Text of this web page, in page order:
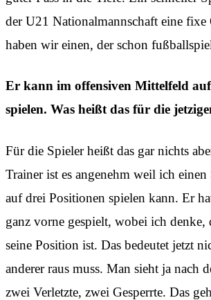
der U21 Nationalmannschaft eine fixe
haben wir einen, der schon
Er kann im offensiven Mittelfeld
spielen. Was heißt das für die
Für die Spieler heißt das gar nichts
Trainer ist es angenehm weil ich einen
auf drei Positionen spielen kann. Er
ganz vorne gespielt, wobei ich denke,
seine Position ist. Das bedeutet jetzt
anderer raus muss. Man sieht ja nach
zwei Verletzte, zwei Gesperrte. Das